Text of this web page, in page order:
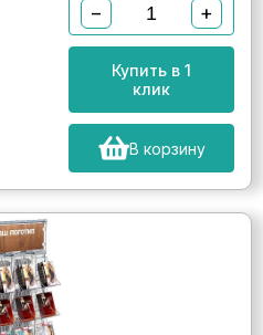
− +
Купить в 1
клик
В корзину